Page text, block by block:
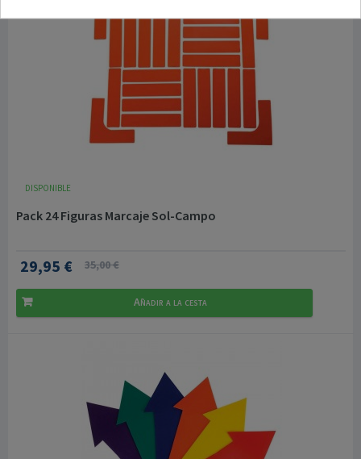
DISPONIBLE
Pack 24 Figuras Marcaje Sol-Campo
29,95 € 35,00 €
Añadir a la cesta